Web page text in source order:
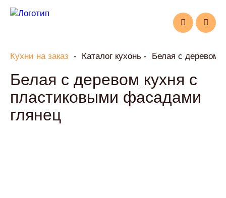
Кухни на заказ Каталог кухонь Белая с деревом
Белая с деревом кухня с
пластиковыми фасадами
глянец